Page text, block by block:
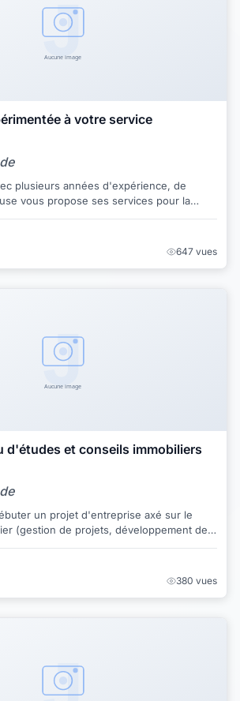
à votre service
plusieurs années d'expérience, de
pour la
647 vues
d'études et conseils immobiliers
un projet d'entreprise axé sur le
(gestion de projets, développement de
de biens ...
380 vues